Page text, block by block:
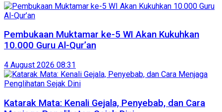
Pembukaan Muktamar ke-5 WI Akan Kukuhkan
10.000 Guru Al-Qur’an
4 August 2026 08:31
Katarak Mata: Kenali Gejala, Penyebab, dan Cara